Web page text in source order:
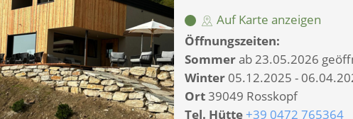
Auf Karte anzeigen
Öffnungszeiten:
Sommerab 23.05.2026
Winter 05.12.2025 -
Ort39049 Rosskopf
Tel. Hütte +39 0472 765364